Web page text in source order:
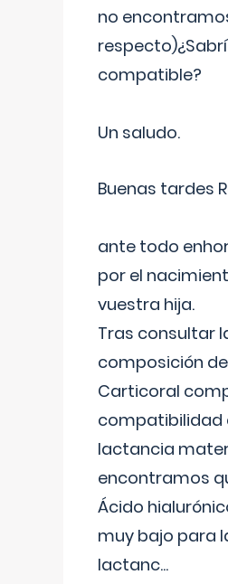
no
compatible?
Un saludo.
Buenas tardes
ante todo
por el
vuestra hija.
Tras consultar
composición de
Carticoral
compatibilidad
lactancia
encontramos
Ácido
muy bajo para
lactanc...